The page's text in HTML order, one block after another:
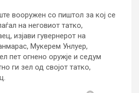
вооружен со пиштол за кој се
на неговиот татко,
изјави гувернерот на
Мукерем Унлуер,
пет огнено оружје и седум
ги зел од својот татко,